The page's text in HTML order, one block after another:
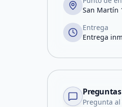
San Martín
Entrega
Entrega
Pregunta